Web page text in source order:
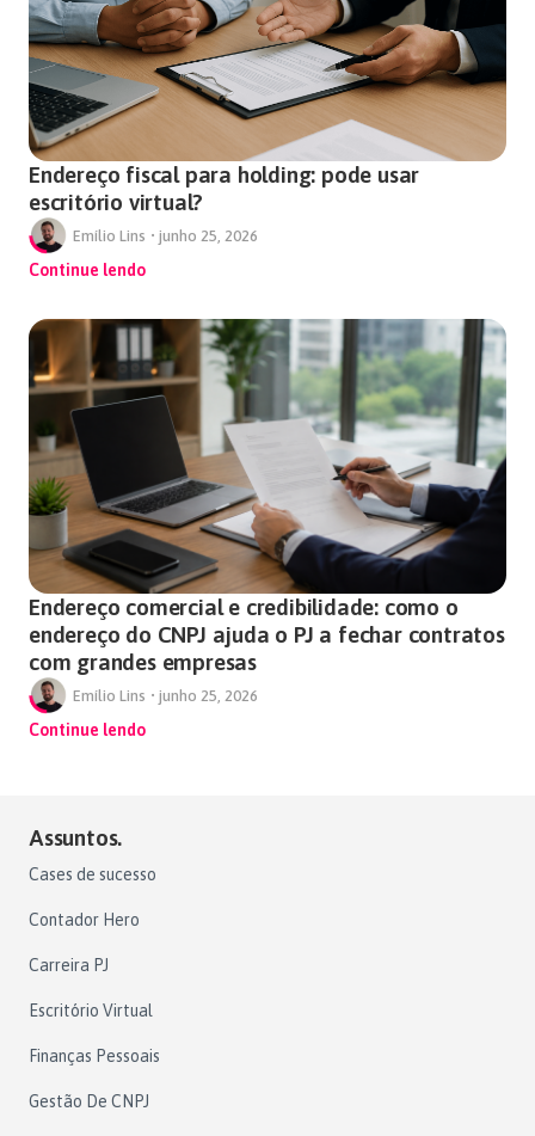
Endereço fiscal para holding: pode usar
escritório virtual?
Emílio Lins • junho 25, 2026
Continue lendo
Endereço comercial e credibilidade: como o
endereço do CNPJ ajuda o PJ a fechar contratos
com grandes empresas
Emílio Lins • junho 25, 2026
Continue lendo
Assuntos.
Cases de sucesso
Contador Hero
Carreira PJ
Escritório Virtual
Finanças Pessoais
Gestão De CNPJ